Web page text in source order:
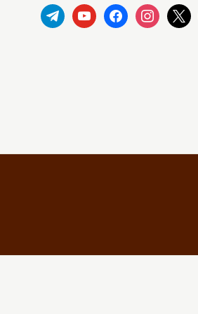
telegramyoutubefacebookinstagram
x